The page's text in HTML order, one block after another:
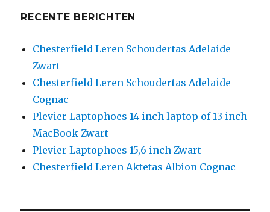
RECENTE BERICHTEN
Chesterfield Leren Schoudertas Adelaide
Zwart
Chesterfield Leren Schoudertas Adelaide
Cognac
Plevier Laptophoes 14 inch laptop of 13 inch
MacBook Zwart
Plevier Laptophoes 15,6 inch Zwart
Chesterfield Leren Aktetas Albion Cognac